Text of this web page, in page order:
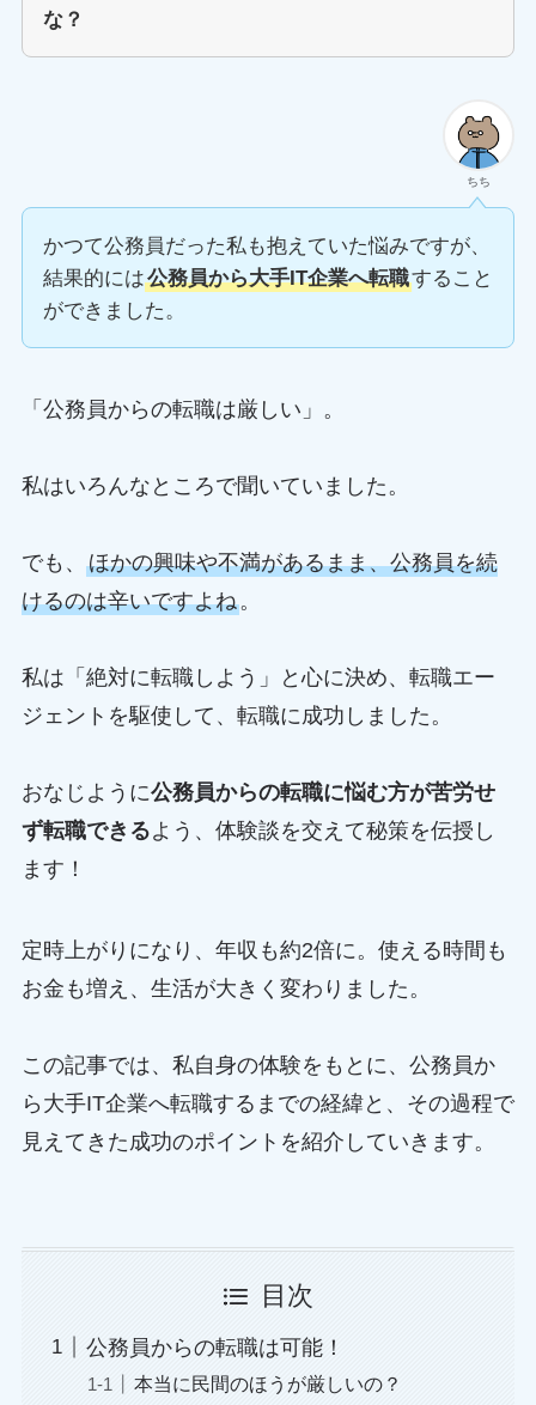
な？
ちち
かつて公務員だった私も抱えていた悩みですが、
結果的には公務員から大手IT企業へ転職すること
ができました。
「公務員からの転職は厳しい」。
私はいろんなところで聞いていました。
でも、 ほかの興味や不満があるまま、公務員を続
けるのは辛いですよね。
私は「絶対に転職しよう」と心に決め、転職エー
ジェントを駆使して、転職に成功しました。
おなじように公務員からの転職に悩む方が苦労せ
ず転職できるよう、体験談を交えて秘策を伝授し
ます！
定時上がりになり、年収も約2倍に。使える時間も
お金も増え、生活が大きく変わりました。
この記事では、私自身の体験をもとに、公務員か
ら大手IT企業へ転職するまでの経緯と、その過程で
見えてきた成功のポイントを紹介していきます。
目次
公務員からの転職は可能！
本当に民間のほうが厳しいの？